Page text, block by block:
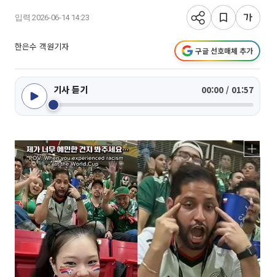
입력 2026-06-14 14:23
한은수 객원기자 구글 선호매체 추가
기사 듣기 00:00 / 01:57